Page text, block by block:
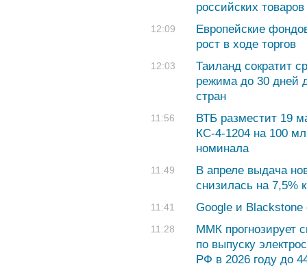
российских
12:09
Европейские
рост в ходе торгов
12:03
Таиланд сократит
режима до 30 дней
стран
11:56
ВТБ разместит 19
КС-4-1204 на 100
номинала
11:49
В апреле выдача
снизилась на 7,5%
11:41 Google и
11:28
ММК прогнозирует
по выпуску
РФ в 2026 году до